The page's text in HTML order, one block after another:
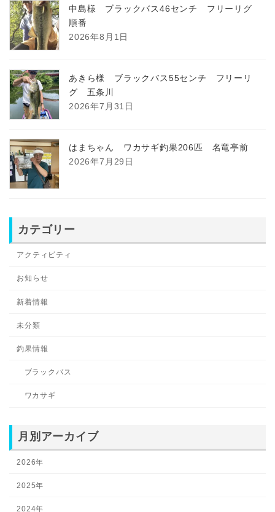
中島様 ブラックバス46センチ フリーリグ
順番
2026年8月1日
あきら様 ブラックバス55センチ フリーリ
グ 五条川
2026年7月31日
はまちゃん ワカサギ釣果206匹 名竜亭前
2026年7月29日
カテゴリー
アクティビティ
お知らせ
新着情報
未分類
釣果情報
ブラックバス
ワカサギ
月別アーカイブ
2026年
2025年
2024年